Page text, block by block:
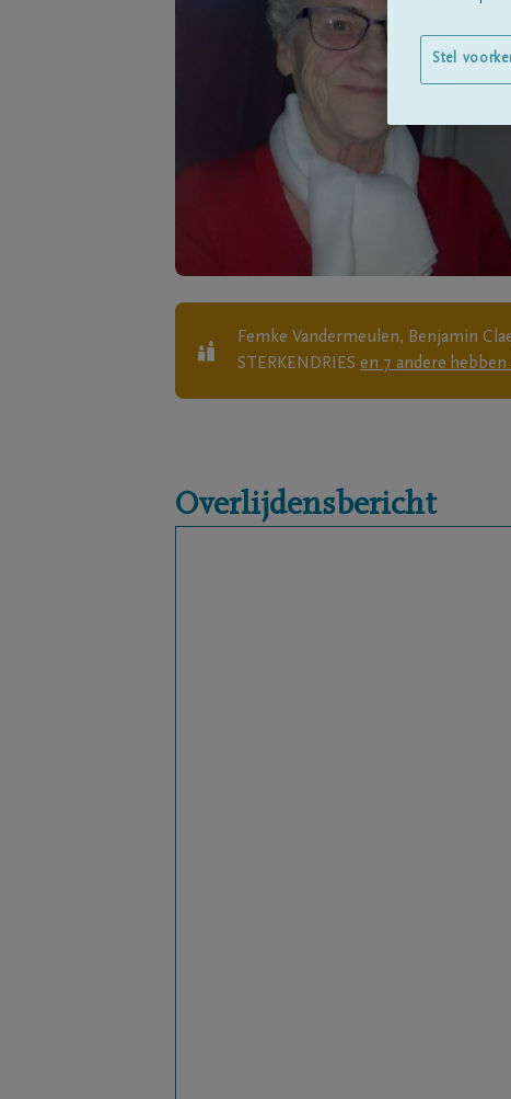
Femke Vandermeulen, Benjamin
STERKENDRIES en 7 andere hebben
Overlijdensbericht
Stel